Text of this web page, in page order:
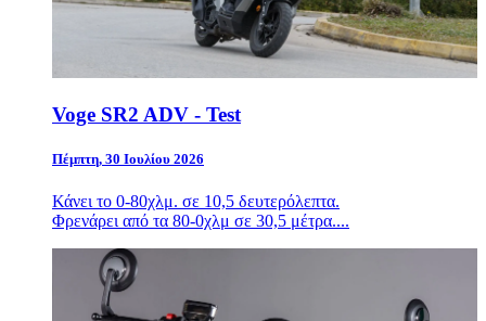
Voge SR2 ADV - Test
Πέμπτη, 30 Ιουλίου 2026
Κάνει το 0-80χλμ. σε 10,5 δευτερόλεπτα.
Φρενάρει από τα 80-0χλμ σε 30,5 μέτρα....